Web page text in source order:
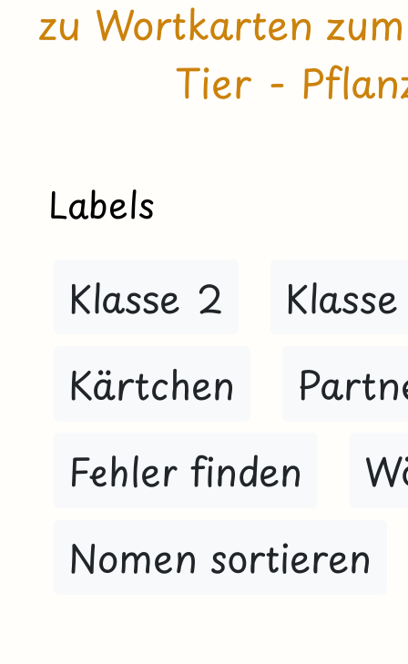
zu Wortkarten
Tier -
Labels
Klasse 2
Kärtchen
Fehler finden
Nomen sortieren